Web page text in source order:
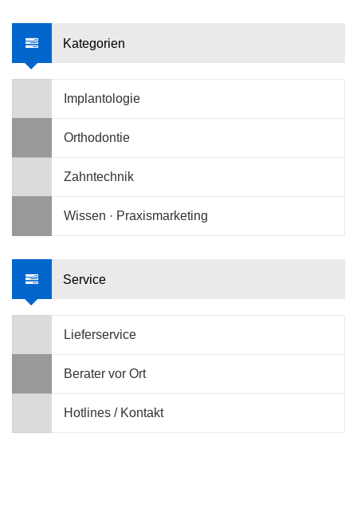
Kategorien
Implantologie
Orthodontie
Zahntechnik
Wissen · Praxismarketing
Service
Lieferservice
Berater vor Ort
Hotlines / Kontakt